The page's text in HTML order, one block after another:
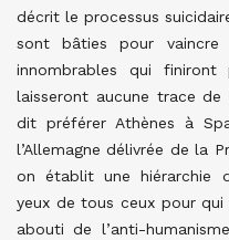
décrit le processus
sont bâties pour
innombrables qui
laisseront aucune trace de
dit préférer Athènes à
l’Allemagne délivrée de la
on établit une hiérarchie
yeux de tous ceux pour
abouti de l’anti-